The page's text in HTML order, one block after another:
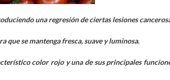
una regresión de ciertas lesiones
que se mantenga fresca, suave y luminosa.
color rojo y una de sus principales